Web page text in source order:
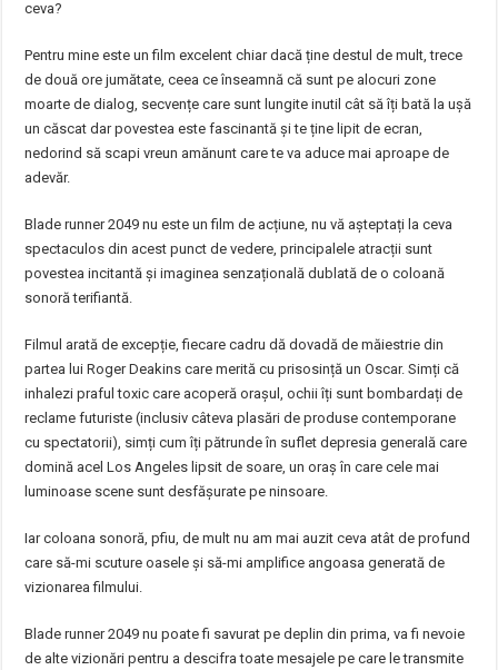
ceva?
Pentru mine este un film excelent chiar dacă ține destul de mult, trece
de două ore jumătate, ceea ce înseamnă că sunt pe alocuri zone
moarte de dialog, secvențe care sunt lungite inutil cât să îți bată la ușă
un căscat dar povestea este fascinantă și te ține lipit de ecran,
nedorind să scapi vreun amănunt care te va aduce mai aproape de
adevăr.
Blade runner 2049 nu este un film de acțiune, nu vă așteptați la ceva
spectaculos din acest punct de vedere, principalele atracții sunt
povestea incitantă și imaginea senzațională dublată de o coloană
sonoră terifiantă.
Filmul arată de excepție, fiecare cadru dă dovadă de măiestrie din
partea lui Roger Deakins care merită cu prisosință un Oscar. Simți că
inhalezi praful toxic care acoperă orașul, ochii îți sunt bombardați de
reclame futuriste (inclusiv câteva plasări de produse contemporane
cu spectatorii), simți cum îți pătrunde în suflet depresia generală care
domină acel Los Angeles lipsit de soare, un oraș în care cele mai
luminoase scene sunt desfășurate pe ninsoare.
Iar coloana sonoră, pfiu, de mult nu am mai auzit ceva atât de profund
care să-mi scuture oasele și să-mi amplifice angoasa generată de
vizionarea filmului.
Blade runner 2049 nu poate fi savurat pe deplin din prima, va fi nevoie
de alte vizionări pentru a descifra toate mesajele pe care le transmite